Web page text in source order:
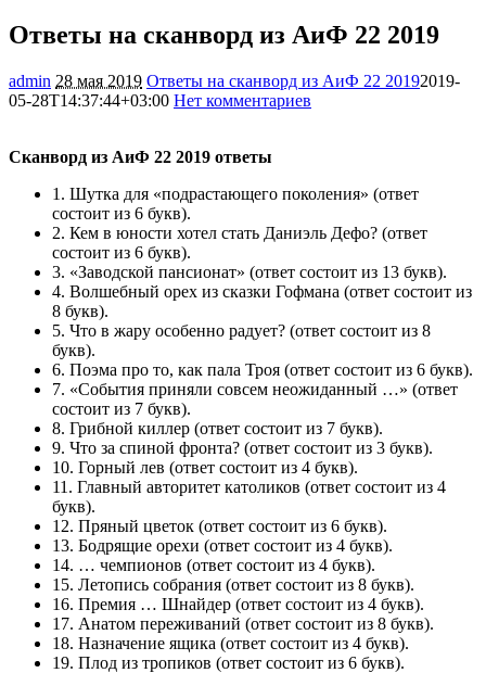
Ответы на сканворд из АиФ 22 2019
admin 28 мая 2019 Ответы на сканворд из АиФ 22 20192019-
05-28T14:37:44+03:00 Нет комментариев
Сканворд из АиФ 22 2019 ответы
1. Шутка для «подрастающего поколения» (ответ
состоит из 6 букв).
2. Кем в юности хотел стать Даниэль Дефо? (ответ
состоит из 6 букв).
3. «Заводской пансионат» (ответ состоит из 13 букв).
4. Волшебный орех из сказки Гофмана (ответ состоит из
8 букв).
5. Что в жару особенно радует? (ответ состоит из 8
букв).
6. Поэма про то, как пала Троя (ответ состоит из 6 букв).
7. «События приняли совсем неожиданный …» (ответ
состоит из 7 букв).
8. Грибной киллер (ответ состоит из 7 букв).
9. Что за спиной фронта? (ответ состоит из 3 букв).
10. Горный лев (ответ состоит из 4 букв).
11. Главный авторитет католиков (ответ состоит из 4
букв).
12. Пряный цветок (ответ состоит из 6 букв).
13. Бодрящие орехи (ответ состоит из 4 букв).
14. … чемпионов (ответ состоит из 4 букв).
15. Летопись собрания (ответ состоит из 8 букв).
16. Премия … Шнайдер (ответ состоит из 4 букв).
17. Анатом переживаний (ответ состоит из 8 букв).
18. Назначение ящика (ответ состоит из 4 букв).
19. Плод из тропиков (ответ состоит из 6 букв).